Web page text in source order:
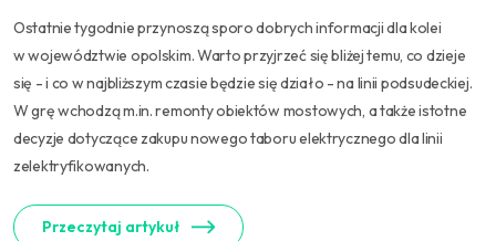
Ostatnie tygodnie przynoszą sporo dobrych informacji dla kolei
w województwie opolskim. Warto przyjrzeć się bliżej temu, co dzieje
się - i co w najbliższym czasie będzie się działo - na linii podsudeckiej.
W grę wchodzą m.in. remonty obiektów mostowych, a także istotne
decyzje dotyczące zakupu nowego taboru elektrycznego dla linii
zelektryfikowanych.
Przeczytaj artykuł